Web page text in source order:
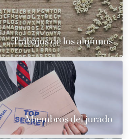
Trabajos de los alumnos
Miembros del jurado